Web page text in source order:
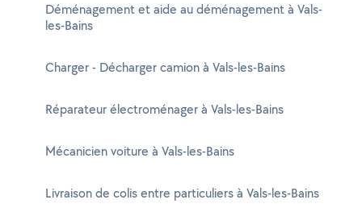
Déménagement et aide au déménagement à Vals-
les-Bains
Charger - Décharger camion à Vals-les-Bains
Réparateur électroménager à Vals-les-Bains
Mécanicien voiture à Vals-les-Bains
Livraison de colis entre particuliers à Vals-les-Bains